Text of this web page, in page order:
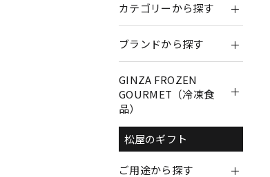
カテゴリーから探す
ブランドから探す
GINZA FROZEN
GOURMET（冷凍食
品）
松屋のギフト
ご用途から探す